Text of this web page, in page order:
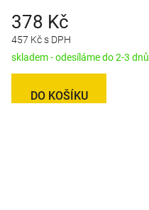
457 Kč s DPH
378 Kč
skladem - odesíláme do 2-3 dnů
DO KOŠÍKU